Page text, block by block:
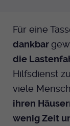
Für eine
dankbar
die
Hilfsdienst
viele
ihren
wenig Zeit